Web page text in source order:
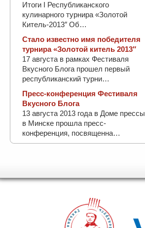
Итоги I Республиканского
кулинарного турнира «Золотой
Китель-2013″ Об…
Стало известно имя победителя
турнира «Золотой китель 2013″
17 августа в рамках Фестиваля
Вкусного Блога прошел первый
республиканский турни…
Пресс-конференция Фестиваля
Вкусного Блога
13 августа 2013 года в Доме прессы
в Минске прошла пресс-
конференция, посвященна…